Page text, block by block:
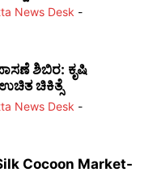
News Desk -
ಶಿಬಿರ: ಕೃಷಿ
ಚಿಕಿತ್ಸೆ
News Desk -
Cocoon Market-